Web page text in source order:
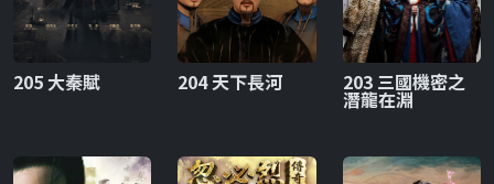
205 大秦賦 204 天下長河 203 三國機密之
潛龍在淵